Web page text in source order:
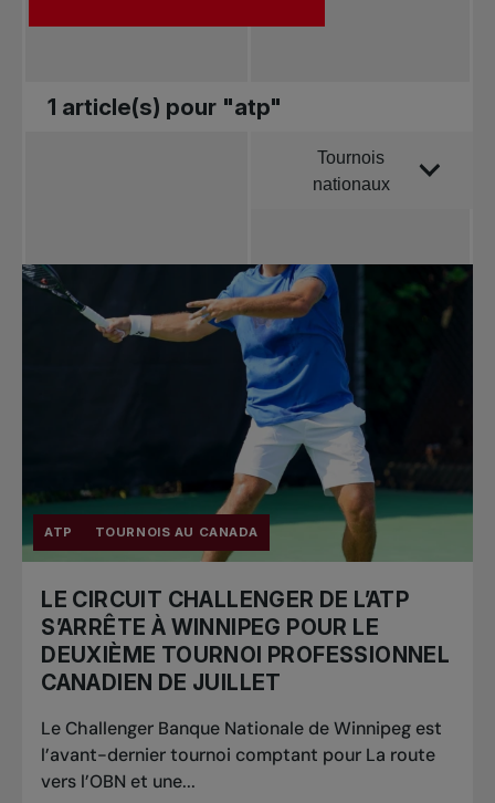
1 article(s) pour "atp"
Tournois
nationaux
nouvelles
Tennis
professionnel
Redéfinir le jeu
Tournois
nationaux
ATP TOURNOIS AU CANADA
LE CIRCUIT CHALLENGER DE L’ATP
S’ARRÊTE À WINNIPEG POUR LE
DEUXIÈME TOURNOI PROFESSIONNEL
CANADIEN DE JUILLET
Le Challenger Banque Nationale de Winnipeg est
l’avant-dernier tournoi comptant pour La route
vers l’OBN et une...